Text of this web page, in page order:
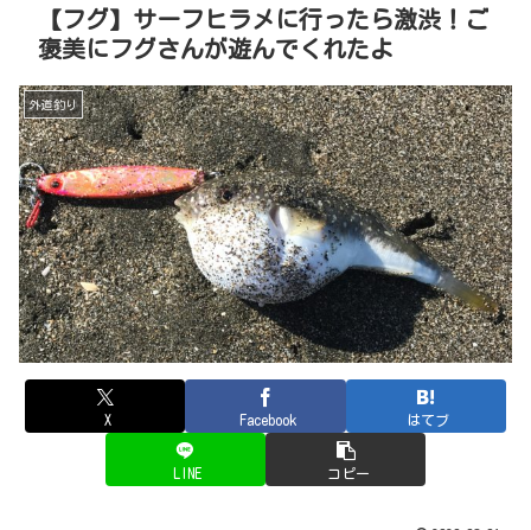
【フグ】サーフヒラメに行ったら激渋！ご
褒美にフグさんが遊んでくれたよ
外道釣り
X Facebook はてブ
LINE コピー